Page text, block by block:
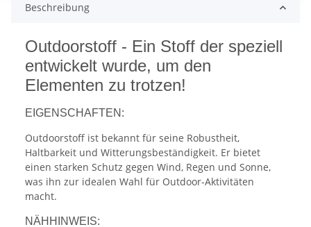
Beschreibung
Outdoorstoff - Ein Stoff der speziell
entwickelt wurde, um den
Elementen zu trotzen!
EIGENSCHAFTEN:
Outdoorstoff ist bekannt für seine Robustheit,
Haltbarkeit und Witterungsbeständigkeit. Er bietet
einen starken Schutz gegen Wind, Regen und Sonne,
was ihn zur idealen Wahl für Outdoor-Aktivitäten
macht.
NÄHHINWEIS: